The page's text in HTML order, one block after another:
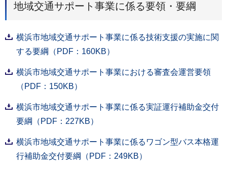
地域交通サポート事業に係る要領・要綱
横浜市地域交通サポート事業に係る技術支援の実施に関
する要綱（PDF：160KB）
横浜市地域交通サポート事業における審査会運営要領
（PDF：150KB）
横浜市地域交通サポート事業に係る実証運行補助金交付
要綱（PDF：227KB）
横浜市地域交通サポート事業に係るワゴン型バス本格運
行補助金交付要綱（PDF：249KB）